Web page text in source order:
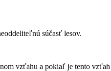
súčasť lesov.
vzťahu a pokiaľ je tento